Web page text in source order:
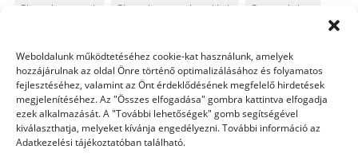
Weboldalunk működtetéséhez cookie-kat használunk, amelyek
hozzájárulnak az oldal Önre történő optimalizálásához és folyamatos
fejlesztéséhez, valamint az Önt érdeklődésének megfelelő hirdetések
megjelenítéséhez. Az "Összes elfogadása" gombra kattintva elfogadja
ezek alkalmazását. A "További lehetőségek" gomb segítségével
kiválaszthatja, melyeket kívánja engedélyezni. További információ az
Adatkezelési tájékoztatóban található.
Photoshop tippek Photoshop tippek, trükkök Postworkshop
szövegszerkesztés template text Topaz trükkök
videó vintage